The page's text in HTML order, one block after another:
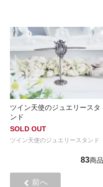
ツイン天使のジュエリースタ
ンド
SOLD OUT
ツイン天使のジュエリースタンド
83商
前へ